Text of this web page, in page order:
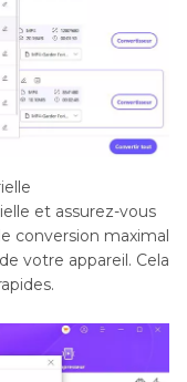
et assurez-vous
conversion maximal
votre appareil. Cela